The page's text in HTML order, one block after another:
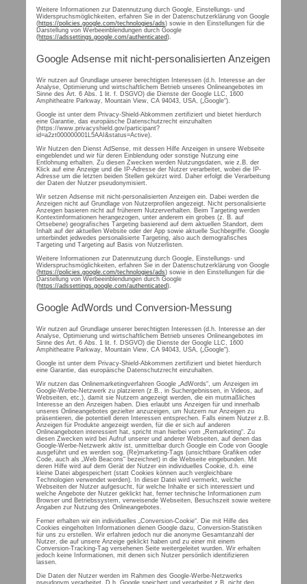
Weitere Informationen zur Datennutzung durch Google, Einstellungs- und
Widerspruchsmöglichkeiten, erfahren Sie in der Datenschutzerklärung von Google
(https://policies.google.com/technologies/ads) sowie in den Einstellungen für die
Darstellung von Werbeeinblendungen durch Google
(https://adssettings.google.com/authenticated).
Google Adsense mit nicht-personalisierten Anzeigen
Wir nutzen auf Grundlage unserer berechtigten Interessen (d.h. Interesse an der
Analyse, Optimierung und wirtschaftlichem Betrieb unseres Onlineangebotes im
Sinne des Art. 6 Abs. 1 lit. f. DSGVO) die Dienste der Google LLC, 1600
Amphitheatre Parkway, Mountain View, CA 94043, USA, („Google“).
Google ist unter dem Privacy-Shield-Abkommen zertifiziert und bietet hierdurch
eine Garantie, das europäische Datenschutzrecht einzuhalten
(https://www.privacyshield.gov/participant?
id=a2zt000000001L5AAI&status=Active).
Wir Nutzen den Dienst AdSense, mit dessen Hilfe Anzeigen in unsere Webseite
eingeblendet und wir für deren Einblendung oder sonstige Nutzung eine
Entlohnung erhalten. Zu diesen Zwecken werden Nutzungsdaten, wie z.B. der
Klick auf eine Anzeige und die IP-Adresse der Nutzer verarbeitet, wobei die IP-
Adresse um die letzten beiden Stellen gekürzt wird. Daher erfolgt die Verarbeitung
der Daten der Nutzer pseudonymisiert.
Wir setzen Adsense mit nicht-personalisierten Anzeigen ein. Dabei werden die
Anzeigen nicht auf Grundlage von Nutzerprofilen angezeigt. Nicht personalisierte
Anzeigen basieren nicht auf früherem Nutzerverhalten. Beim Targeting werden
Kontextinformationen herangezogen, unter anderem ein grobes (z. B. auf
Ortsebene) geografisches Targeting basierend auf dem aktuellen Standort, dem
Inhalt auf der aktuellen Website oder der App sowie aktuelle Suchbegriffe. Google
unterbindet jedwedes personalisierte Targeting, also auch demografisches
Targeting und Targeting auf Basis von Nutzerlisten.
Weitere Informationen zur Datennutzung durch Google, Einstellungs- und
Widerspruchsmöglichkeiten, erfahren Sie in der Datenschutzerklärung von Google
(https://policies.google.com/technologies/ads) sowie in den Einstellungen für die
Darstellung von Werbeeinblendungen durch Google
(https://adssettings.google.com/authenticated).
Google AdWords und Conversion-Messung
Wir nutzen auf Grundlage unserer berechtigten Interessen (d.h. Interesse an der
Analyse, Optimierung und wirtschaftlichem Betrieb unseres Onlineangebotes im
Sinne des Art. 6 Abs. 1 lit. f. DSGVO) die Dienste der Google LLC, 1600
Amphitheatre Parkway, Mountain View, CA 94043, USA, („Google“).
Google ist unter dem Privacy-Shield-Abkommen zertifiziert und bietet hierdurch
eine Garantie, das europäische Datenschutzrecht einzuhalten.
Wir nutzen das Onlinemarketingverfahren Google „AdWords“, um Anzeigen im
Google-Werbe-Netzwerk zu platzieren (z.B., in Suchergebnissen, in Videos, auf
Webseiten, etc.), damit sie Nutzern angezeigt werden, die ein mutmaßliches
Interesse an den Anzeigen haben. Dies erlaubt uns Anzeigen für und innerhalb
unseres Onlineangebotes gezielter anzuzeigen, um Nutzern nur Anzeigen zu
präsentieren, die potentiell deren Interessen entsprechen. Falls einem Nutzer z.B.
Anzeigen für Produkte angezeigt werden, für die er sich auf anderen
Onlineangeboten interessiert hat, spricht man hierbei vom „Remarketing“. Zu
diesen Zwecken wird bei Aufruf unserer und anderer Webseiten, auf denen das
Google-Werbe-Netzwerk aktiv ist, unmittelbar durch Google ein Code von Google
ausgeführt und es werden sog. (Re)marketing-Tags (unsichtbare Grafiken oder
Code, auch als „Web Beacons“ bezeichnet) in die Webseite eingebunden. Mit
deren Hilfe wird auf dem Gerät der Nutzer ein individuelles Cookie, d.h. eine
kleine Datei abgespeichert (statt Cookies können auch vergleichbare
Technologien verwendet werden). In dieser Datei wird vermerkt, welche
Webseiten der Nutzer aufgesucht, für welche Inhalte er sich interessiert und
welche Angebote der Nutzer geklickt hat, ferner technische Informationen zum
Browser und Betriebssystem, verweisende Webseiten, Besuchszeit sowie weitere
Angaben zur Nutzung des Onlineangebotes.
Ferner erhalten wir ein individuelles „Conversion-Cookie“. Die mit Hilfe des
Cookies eingeholten Informationen dienen Google dazu, Conversion-Statistiken
für uns zu erstellen. Wir erfahren jedoch nur die anonyme Gesamtanzahl der
Nutzer, die auf unsere Anzeige geklickt haben und zu einer mit einem
Conversion-Tracking-Tag versehenen Seite weitergeleitet wurden. Wir erhalten
jedoch keine Informationen, mit denen sich Nutzer persönlich identifizieren
lassen.
Die Daten der Nutzer werden im Rahmen des Google-Werbe-Netzwerks
pseudonym verarbeitet. D.h. Google speichert und verarbeitet z.B. nicht den